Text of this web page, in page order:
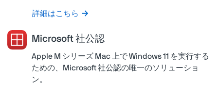
詳細はこちら
Microsoft 社公認
Apple M シリーズ Mac 上で Windows 11 を実行する
ための、Microsoft 社公認の唯一のソリューショ
ン。